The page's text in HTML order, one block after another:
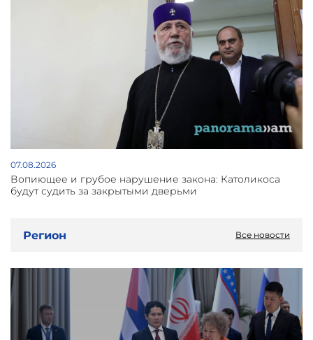
07.08.2026
Вопиющее и грубое нарушение закона: Католикоса
будут судить за закрытыми дверьми
Регион Все новости